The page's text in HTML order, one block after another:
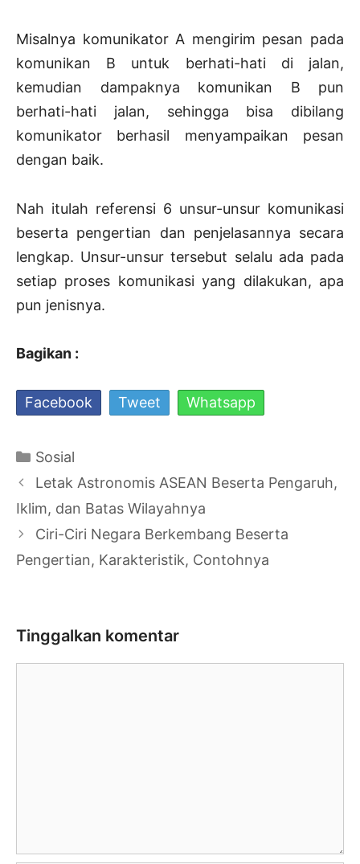
Misalnya komunikator A mengirim pesan pada
komunikan B untuk berhati-hati di jalan,
kemudian dampaknya komunikan B pun
berhati-hati jalan, sehingga bisa dibilang
komunikator berhasil menyampaikan pesan
dengan baik.
Nah itulah referensi 6 unsur-unsur komunikasi
beserta pengertian dan penjelasannya secara
lengkap. Unsur-unsur tersebut selalu ada pada
setiap proses komunikasi yang dilakukan, apa
pun jenisnya.
Bagikan :
Facebook Tweet Whatsapp
Kategori
Sosial
Navigasi
Tulisan
Letak Astronomis ASEAN Beserta Pengaruh,
Iklim, dan Batas Wilayahnya
Ciri-Ciri Negara Berkembang Beserta
Pengertian, Karakteristik, Contohnya
Tinggalkan komentar